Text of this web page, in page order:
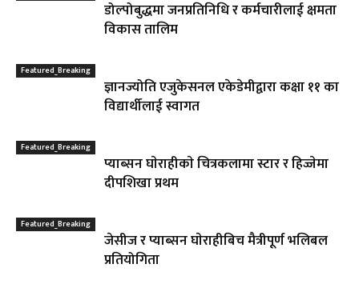
डोल्पोबुद्धमा जनप्रतिनिधि र कर्मचारीलाई क्षमता
विकास तालिम
Featured_Breaking
ज्ञानज्योति एजुकेसनल एकेडेमीद्वारा कक्षा ११ का
विद्यार्थीलाई स्वागत
Featured_Breaking
प्याब्सन घाेराहीकाे चित्रकलामा स्टार र हिज्जेमा
दीपशिखा प्रथम
Featured_Breaking
जेसीज र प्याब्सन घाेराहीबिच मैत्रीपूर्ण भलिबल
प्रतियोगिता